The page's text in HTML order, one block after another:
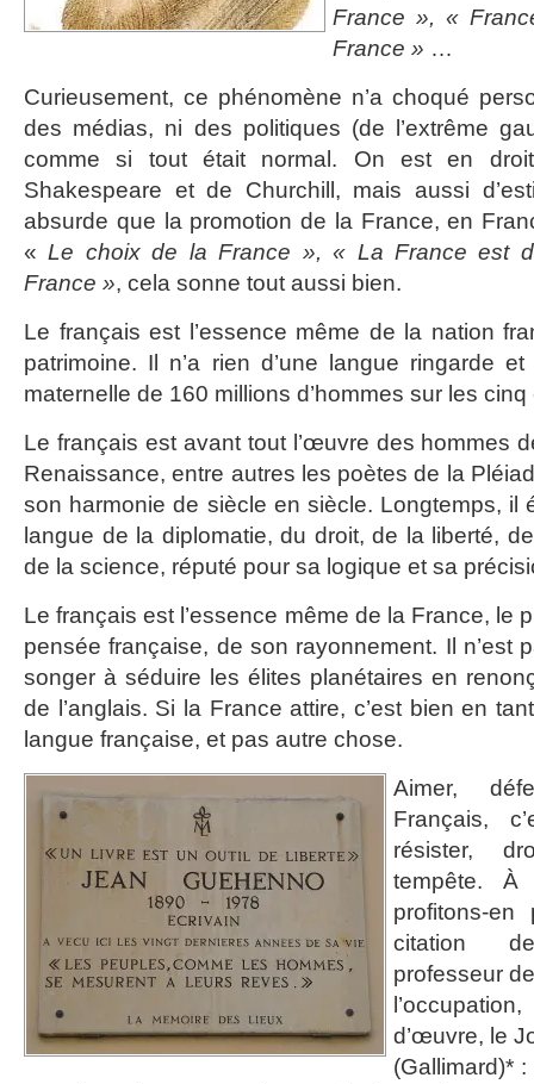
France », «
France » …
Curieusement, ce phénomène n’a choqué
des médias, ni des politiques (de l’extrême
comme si tout était normal. On est en
Shakespeare et de Churchill, mais aussi
absurde que la promotion de la France, en
«Le choix de la France », « La France est
France », cela sonne tout aussi bien.
Le français est l’essence même de la nation
patrimoine. Il n’a rien d’une langue ringarde
maternelle de 160 millions d’hommes sur les
Le français est avant tout l’œuvre des hommes
Renaissance, entre autres les poètes de la
son harmonie de siècle en siècle. Longtemps, il
langue de la diplomatie, du droit, de la liberté,
de la science, réputé pour sa logique et sa
Le français est l’essence même de la France, le
pensée française, de son rayonnement. Il n’est
songer à séduire les élites planétaires en
de l’anglais. Si la France attire, c’est bien en
langue française, et pas autre chose.
Aimer,
Français,
résister,
tempête. À
profitons-
citation
professeur
d’œuvre, le
(Gallimard)* :